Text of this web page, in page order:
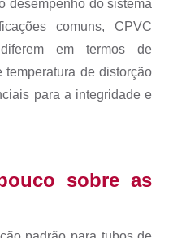
desempenho do sistema
comuns, CPVC
em termos de
de distorção
para a integridade e
sobre as